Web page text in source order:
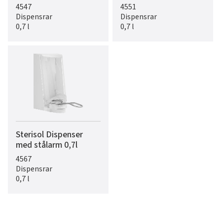
4547
Dispensrar
0,7 l
4551
Dispensrar
0,7 l
Sterisol Dispenser
med stålarm 0,7l
4567
Dispensrar
0,7 l